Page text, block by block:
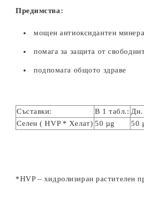
Предимства:
мощен антиоксидантен
помага за защита от
подпомага общото здраве
Съставки: В 1 табл.: Дн.
Селен ( HVP * Хелат) 50 µg 50
*HVP – хидролизиран растителен